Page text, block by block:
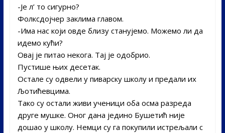
-Је л’ то сигурно?
Фолксдојчер заклима главом.­
-Има нас који овде близу станујемо. Можемо ли да
идемо кући?
Овај је питао некога. Тај је одобрио.
Пустише њих десетак.
Остале су одвели у пиварску школу и предали их
Љотићевцима.
Тако су остали живи ученици оба осма разреда
друге мушке. Оног дана једино Бушетић није
дошао у школу. Немци су га покупили истрељали с